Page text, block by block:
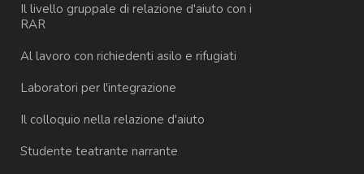
Il livello gruppale di relazione d'aiuto con i
RAR
Al lavoro con richiedenti asilo e rifugiati
Laboratori per l'integrazione
Il colloquio nella relazione d'aiuto
Studente teatrante narrante